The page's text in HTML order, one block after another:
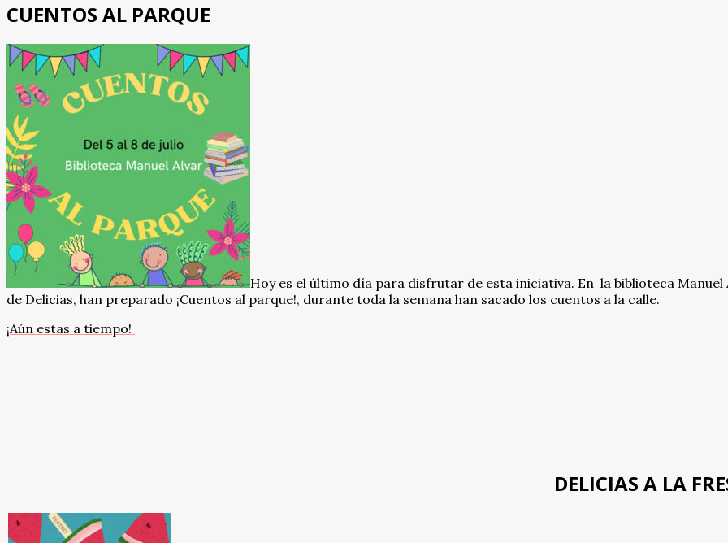
CUENTOS AL PARQUE
Hoy es el último día para disfrutar de esta iniciativa. En la biblioteca Manuel
de Delicias, han preparado ¡Cuentos al parque!, durante toda la semana han sacado los cuentos a la calle.
¡Aún estas a tiempo!
DELICIAS A LA